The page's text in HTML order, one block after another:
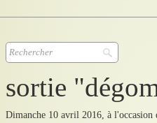
Accueil
AVSA 2026
sortie
Dimanche 10 avril 2016, à